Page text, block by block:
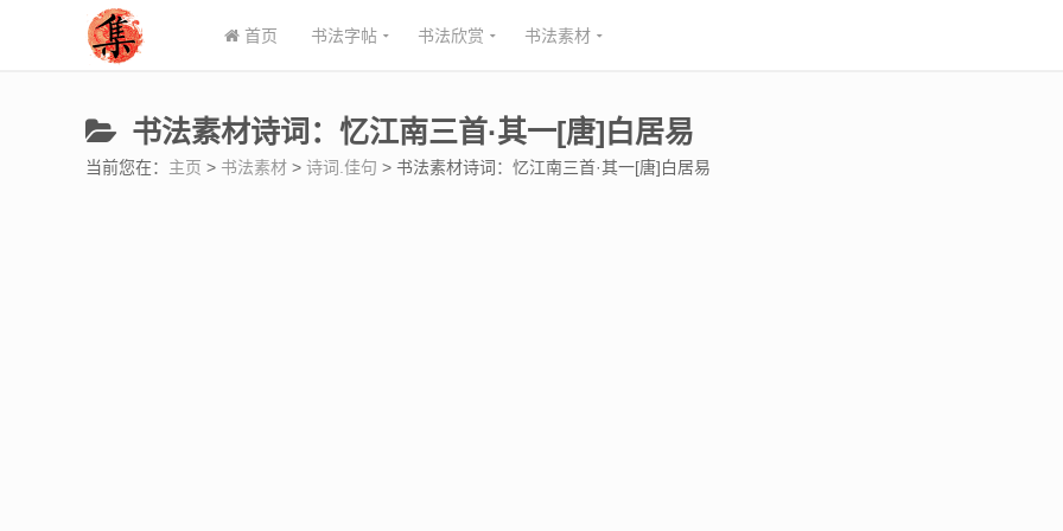
首页 书法字帖 书法欣赏 书法素材
书法素材诗词：忆江南三首·其一[唐]白居易
当前您在： 主页 > 书法素材 > 诗词.佳句 > 书法素材诗词：忆江南三首·其一[唐]白居易